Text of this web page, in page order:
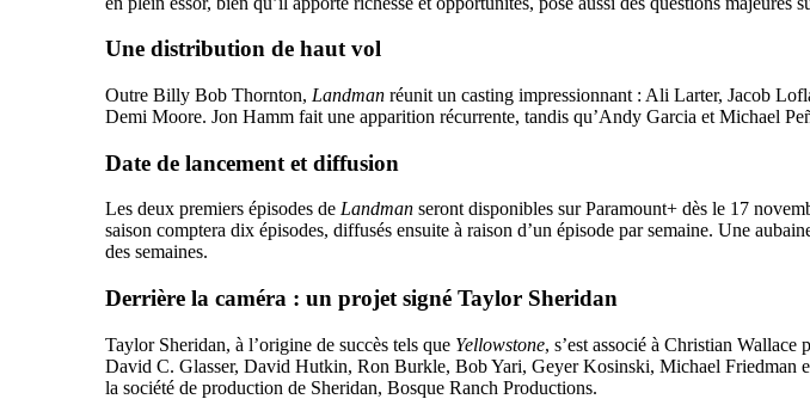
Une distribution de haut vol
Outre Billy Bob Thornton, Landman réunit un casting impressionnant : Ali Larter, Jacob
Demi Moore. Jon Hamm fait une apparition récurrente, tandis qu’Andy Garcia et Michael
Date de lancement et diffusion
Les deux premiers épisodes de Landman seront disponibles sur Paramount+ dès le 17
saison comptera dix épisodes, diffusés ensuite à raison d’un épisode par semaine. Une
des semaines.
Derrière la caméra : un projet signé Taylor Sheridan
Taylor Sheridan, à l’origine de succès tels que Yellowstone, s’est associé à Christian Wallace
David C. Glasser, David Hutkin, Ron Burkle, Bob Yari, Geyer Kosinski, Michael Friedman
la société de production de Sheridan, Bosque Ranch Productions.